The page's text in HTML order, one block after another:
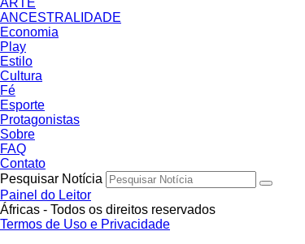
ARTE
ANCESTRALIDADE
Economia
Play
Estilo
Cultura
Fé
Esporte
Protagonistas
Sobre
FAQ
Contato
Pesquisar Notícia
Painel do Leitor
Áfricas - Todos os direitos reservados
Termos de Uso e Privacidade